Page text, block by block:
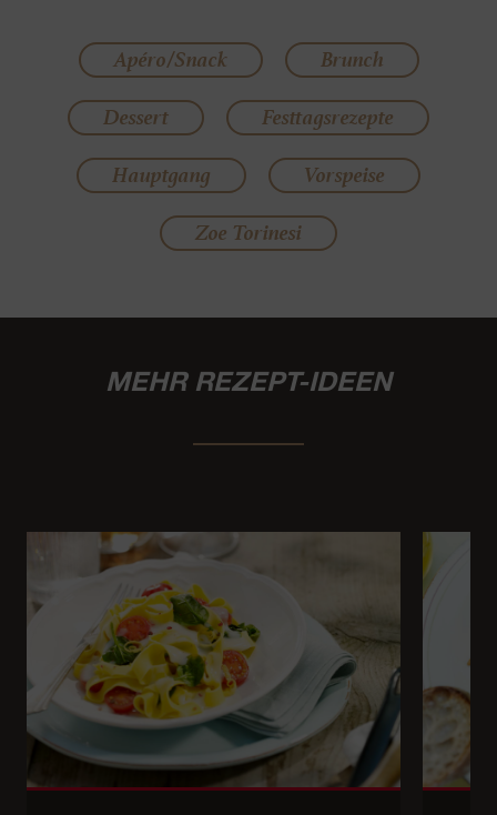
Apéro/Snack
Brunch
Dessert
Festtagsrezepte
Hauptgang
Vorspeise
Zoe Torinesi
MEHR REZEPT-IDEEN